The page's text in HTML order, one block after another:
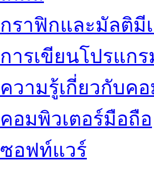
กราฟิกและมัลติมี
การเขียนโปรแกร
ความรู้เกี่ยวกับค
คอมพิวเตอร์มือถือ
ซอฟท์แวร์